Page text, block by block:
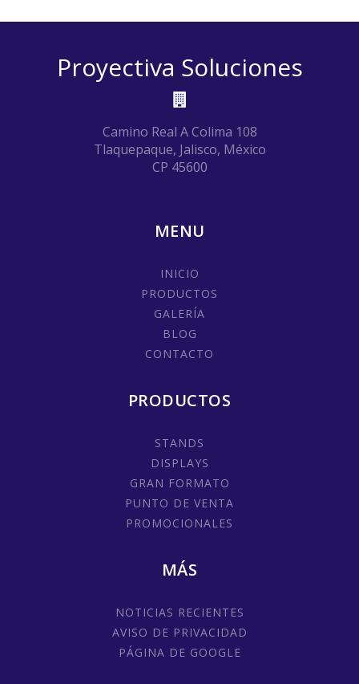
Proyectiva Soluciones
Camino Real A Colima 108
Tlaquepaque, Jalisco, México
CP 45600
MENU
INICIO
PRODUCTOS
GALERÍA
BLOG
CONTACTO
PRODUCTOS
STANDS
DISPLAYS
GRAN FORMATO
PUNTO DE VENTA
PROMOCIONALES
MÁS
NOTICIAS RECIENTES
AVISO DE PRIVACIDAD
PÁGINA DE GOOGLE